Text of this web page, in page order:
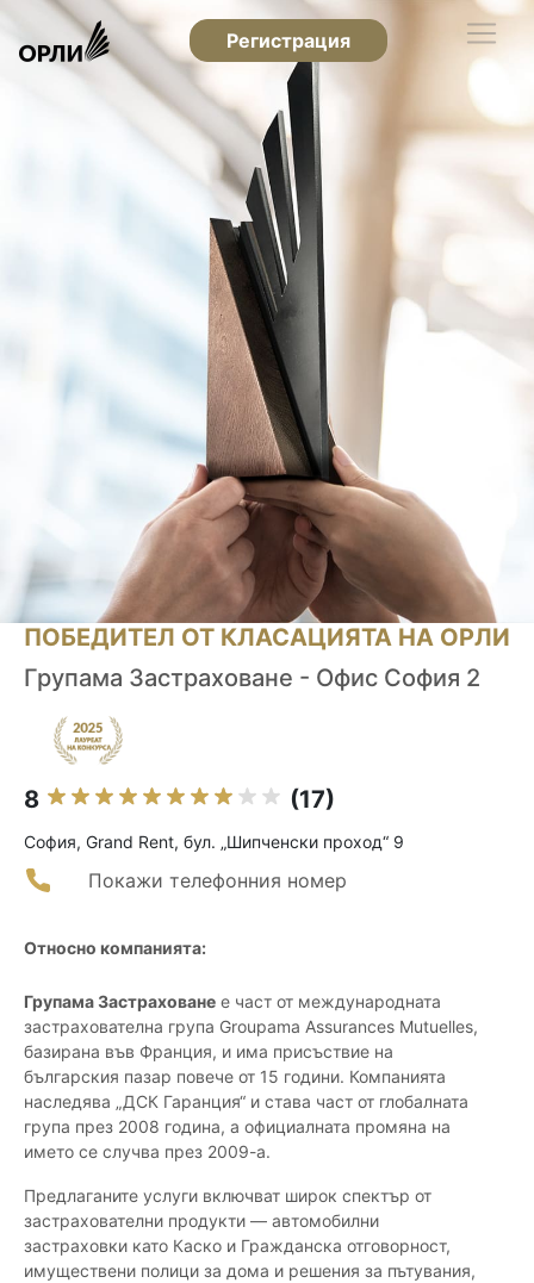
Регистрация
ПОБЕДИТЕЛ ОТ КЛАСАЦИЯТА НА ОРЛИ
Групама Застраховане - Офис София 2
8 (17)
София, Grand Rent, бул. „Шипченски проход“ 9
Покажи телефонния номер
Относно компанията:
Групама Застраховане е част от международната
застрахователна група Groupama Assurances Mutuelles,
базирана във Франция, и има присъствие на
българския пазар повече от 15 години. Компанията
наследява „ДСК Гаранция“ и става част от глобалната
група през 2008 година, а официалната промяна на
името се случва през 2009-а.
Предлаганите услуги включват широк спектър от
застрахователни продукти — автомобилни
застраховки като Каско и Гражданска отговорност,
имуществени полици за дома и решения за пътувания,